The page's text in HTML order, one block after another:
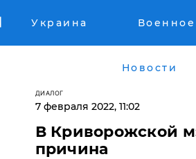
Украина
Новости
ДИАЛОГ
7 февраля 2022, 11:02
В Криворожской
причина